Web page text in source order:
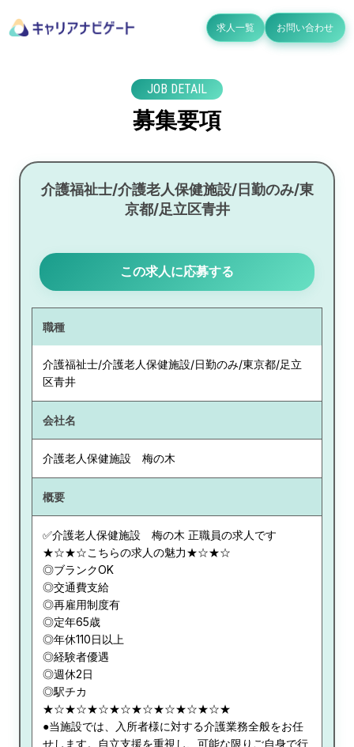
求人一覧 お問い合わせ
JOB DETAIL
募集要項
介護福祉士/介護老人保健施設/日勤のみ/東
京都/足立区青井
この求人に応募する
職種
介護福祉士/介護老人保健施設/日勤のみ/東京都/足立
区青井
会社名
介護老人保健施設 梅の木
概要
✅介護老人保健施設 梅の木 正職員の求人です
★☆★☆こちらの求人の魅力★☆★☆
◎ブランクOK
◎交通費支給
◎再雇用制度有
◎定年65歳
◎年休110日以上
◎経験者優遇
◎週休2日
◎駅チカ
★☆★☆★☆★☆★☆★☆★☆★☆★
●当施設では、入所者様に対する介護業務全般をお任
せします。自立支援を重視し、可能な限りご自身で行